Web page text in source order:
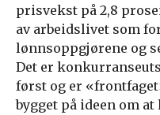
prisvekst på 2,8
av arbeidslivet som
lønnsoppgjørene og
Det er
først og er
bygget på ideen om